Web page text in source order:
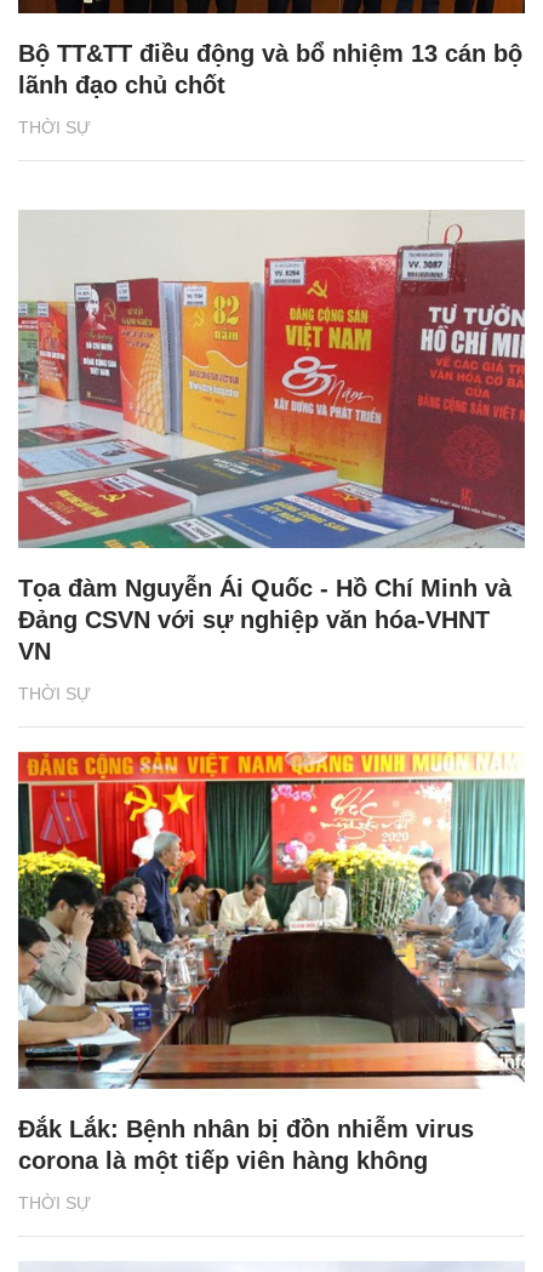
THỜI SỰ
Bộ TT&TT điều động và bổ nhiệm 13 cán bộ
lãnh đạo chủ chốt
THỜI SỰ
Tọa đàm Nguyễn Ái Quốc - Hồ Chí Minh và
Đảng CSVN với sự nghiệp văn hóa-VHNT
VN
THỜI SỰ
Đắk Lắk: Bệnh nhân bị đồn nhiễm virus
corona là một tiếp viên hàng không